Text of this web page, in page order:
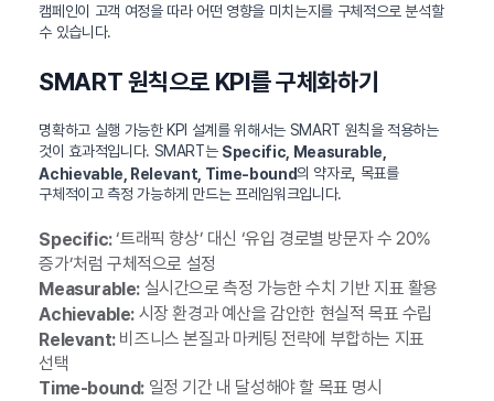
캠페인이 고객 여정을 따라 어떤 영향을 미치는지를 구체적으로 분석할
수 있습니다.
SMART 원칙으로 KPI를 구체화하기
명확하고 실행 가능한 KPI 설계를 위해서는 SMART 원칙을 적용하는
것이 효과적입니다. SMART는 Specific, Measurable,
Achievable, Relevant, Time-bound의 약자로, 목표를
구체적이고 측정 가능하게 만드는 프레임워크입니다.
Specific:‘트래픽 향상’ 대신 ‘유입 경로별 방문자 수 20%
증가’처럼 구체적으로 설정
Measurable:실시간으로 측정 가능한 수치 기반 지표 활용
Achievable:시장 환경과 예산을 감안한 현실적 목표 수립
Relevant:비즈니스 본질과 마케팅 전략에 부합하는 지표
선택
Time-bound:일정 기간 내 달성해야 할 목표 명시